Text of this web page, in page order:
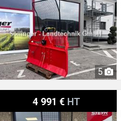
5
4 991 € HT
Königswieser SA 42